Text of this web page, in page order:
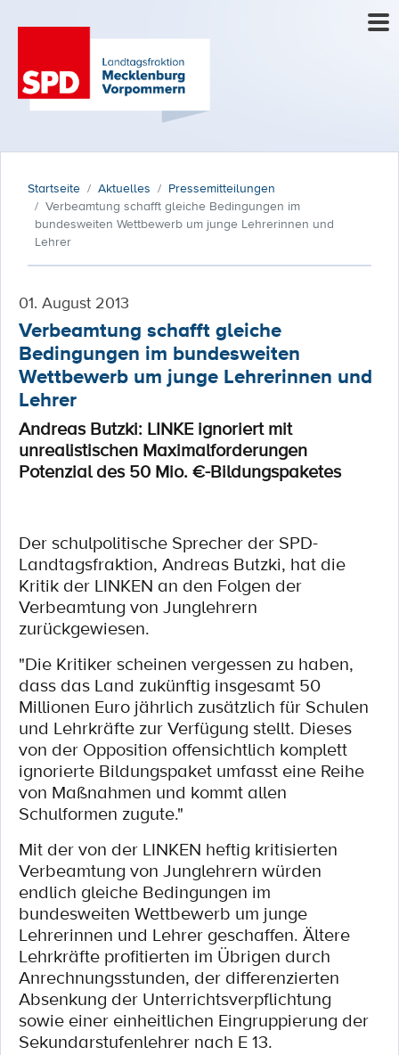
Startseite Aktuelles
Pressemitteilungen
Verbeamtung schafft gleiche Bedingungen im
bundesweiten Wettbewerb um junge Lehrerinnen und
Lehrer
01. August 2013
Verbeamtung schafft gleiche
Bedingungen im bundesweiten
Wettbewerb um junge Lehrerinnen und
Lehrer
Andreas Butzki: LINKE ignoriert mit
unrealistischen Maximalforderungen
Potenzial des 50 Mio. €-Bildungspaketes
Der schulpolitische Sprecher der SPD-
Landtagsfraktion, Andreas Butzki, hat die
Kritik der LINKEN an den Folgen der
Verbeamtung von Junglehrern
zurückgewiesen.
"Die Kritiker scheinen vergessen zu haben,
dass das Land zukünftig insgesamt 50
Millionen Euro jährlich zusätzlich für Schulen
und Lehrkräfte zur Verfügung stellt. Dieses
von der Opposition offensichtlich komplett
ignorierte Bildungspaket umfasst eine Reihe
von Maßnahmen und kommt allen
Schulformen zugute."
Mit der von der LINKEN heftig kritisierten
Verbeamtung von Junglehrern würden
endlich gleiche Bedingungen im
bundesweiten Wettbewerb um junge
Lehrerinnen und Lehrer geschaffen. Ältere
Lehrkräfte profitierten im Übrigen durch
Anrechnungsstunden, der differenzierten
Absenkung der Unterrichtsverpflichtung
sowie einer einheitlichen Eingruppierung der
Sekundarstufenlehrer nach E 13.